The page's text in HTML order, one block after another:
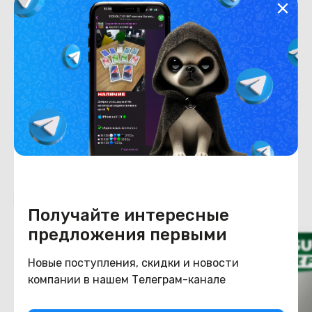
Получайте интересные
предложения первыми
Новые поступления, скидки и новости
компании в нашем Телеграм-канале
Хранение данных
Емкость накопителя 512
Конструкция
Цвет белый